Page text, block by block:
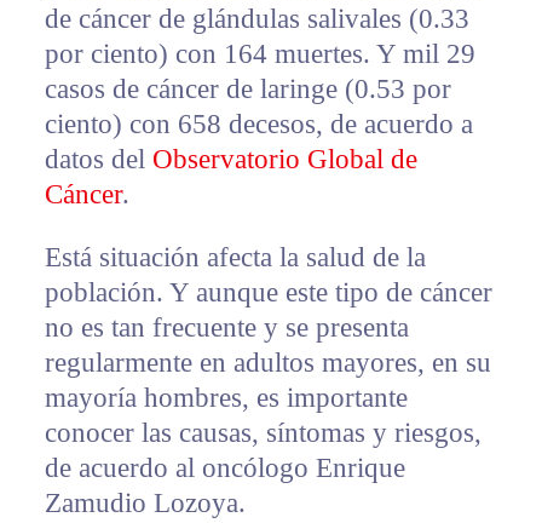
de cáncer de glándulas salivales (0.33
por ciento) con 164 muertes. Y mil 29
casos de cáncer de laringe (0.53 por
ciento) con 658 decesos, de acuerdo a
datos del Observatorio Global de
Cáncer.
Está situación afecta la salud de la
población. Y aunque este tipo de cáncer
no es tan frecuente y se presenta
regularmente en adultos mayores, en su
mayoría hombres, es importante
conocer las causas, síntomas y riesgos,
de acuerdo al oncólogo Enrique
Zamudio Lozoya.